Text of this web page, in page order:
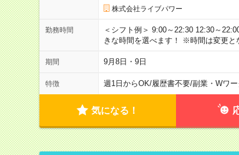
株式会社ライブパワー
勤務時間
＜シフト例＞ 9:00～22:30 12:30～
きな時間を選べます！ ※時間は変更と
期間 9月8日・9日
特徴 週1日からOK/履歴書不要/副業・Wワ
気になる！